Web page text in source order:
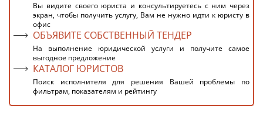
Вы видите своего юриста и консультируетесь с ним через
экран, чтобы получить услугу, Вам не нужно идти к юристу в
офис
ОБЪЯВИТЕ СОБСТВЕННЫЙ ТЕНДЕР
На выполнение юридической услуги и получите самое
выгодное предложение
КАТАЛОГ ЮРИСТОВ
Поиск исполнителя для решения Вашей проблемы по
фильтрам, показателям и рейтингу